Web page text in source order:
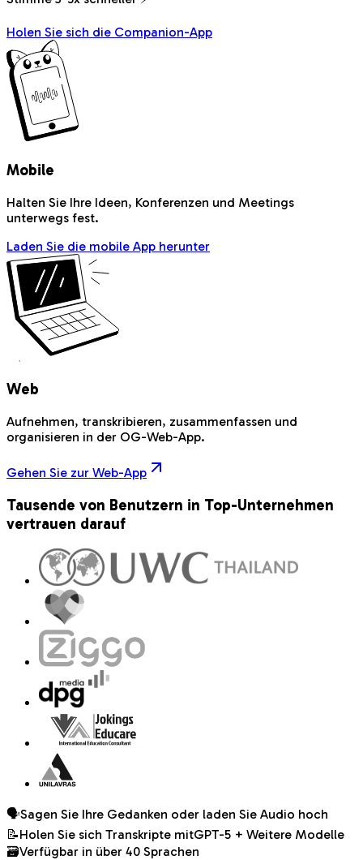
Holen Sie sich die Companion-App
Mobile
Halten Sie Ihre Ideen, Konferenzen und Meetings
unterwegs fest.
Laden Sie die mobile App herunter
Web
Aufnehmen, transkribieren, zusammenfassen und
organisieren in der OG-Web-App.
Gehen Sie zur Web-App
Tausende von Benutzern in Top-Unternehmen
vertrauen darauf
🗣️Sagen Sie Ihre Gedanken oder laden Sie Audio hoch
📝Holen Sie sich Transkripte mitGPT-5 + Weitere Modelle
🗃️Verfügbar in über 40 Sprachen